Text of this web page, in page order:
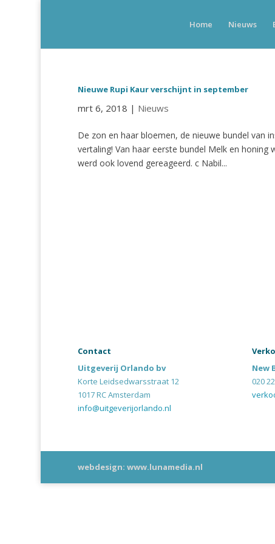
Home Nieuws
Nieuwe Rupi Kaur verschijnt in september
mrt 6, 2018 | Nieuws
De zon en haar bloemen, de nieuwe bundel van
vertaling! Van haar eerste bundel Melk en
werd ook lovend gereageerd. c Nabil...
Contact
Uitgeverij Orlando bv
Korte Leidsedwarsstraat 12
1017 RC Amsterdam
info@uitgeverijorlando.nl
New
020
webdesign: www.lunamedia.nl